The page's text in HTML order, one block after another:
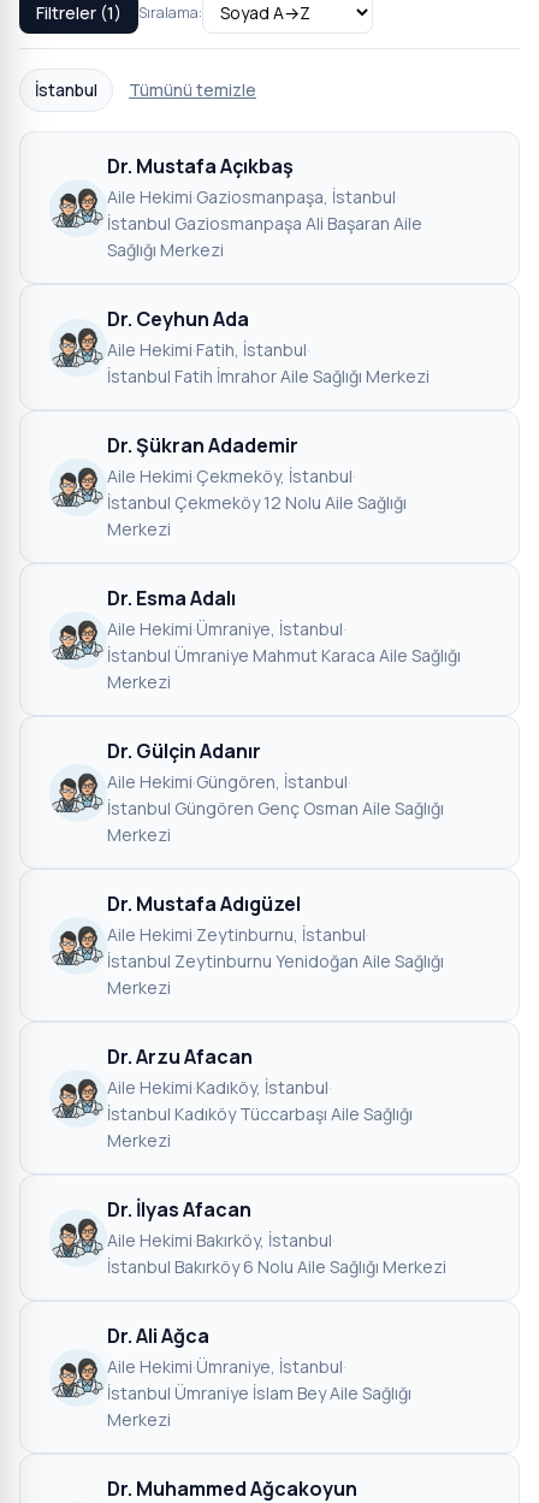
Filtreler (1) Sıralama:
İstanbul Tümünü temizle
Dr. Mustafa Açıkbaş
Aile Hekimi·Gaziosmanpaşa, İstanbul·
İstanbul Gaziosmanpaşa Ali Başaran Aile
Sağlığı Merkezi
Dr. Ceyhun Ada
Aile Hekimi·Fatih, İstanbul·
İstanbul Fatih İmrahor Aile Sağlığı Merkezi
Dr. Şükran Adademir
Aile Hekimi·Çekmeköy, İstanbul·
İstanbul Çekmeköy 12 Nolu Aile Sağlığı
Merkezi
Dr. Esma Adalı
Aile Hekimi·Ümraniye, İstanbul·
İstanbul Ümraniye Mahmut Karaca Aile Sağlığı
Merkezi
Dr. Gülçin Adanır
Aile Hekimi·Güngören, İstanbul·
İstanbul Güngören Genç Osman Aile Sağlığı
Merkezi
Dr. Mustafa Adıgüzel
Aile Hekimi·Zeytinburnu, İstanbul·
İstanbul Zeytinburnu Yenidoğan Aile Sağlığı
Merkezi
Dr. Arzu Afacan
Aile Hekimi·Kadıköy, İstanbul·
İstanbul Kadıköy Tüccarbaşı Aile Sağlığı
Merkezi
Dr. İlyas Afacan
Aile Hekimi·Bakırköy, İstanbul·
İstanbul Bakırköy 6 Nolu Aile Sağlığı Merkezi
Dr. Ali Ağca
Aile Hekimi·Ümraniye, İstanbul·
İstanbul Ümraniye İslam Bey Aile Sağlığı
Merkezi
Dr. Muhammed Ağcakoyun